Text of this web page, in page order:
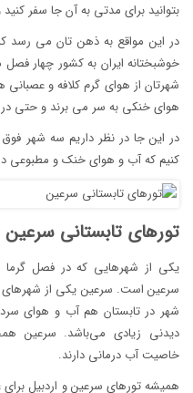
بتوانید برای مدتی به آن جا سفر
در این مواقع به ذهن تان می
خوشبختانه ایران به کشور چهار
شهرتان از هوای گرم کلافه و
هوای خنکی به سر می برند و حتی در
در این جا در نظر داریم سه شهر
کنیم که آب و هوای خنک و مطبوعی
تورهای تابستانی سرعین
یکی از شهرهایی که در فصل گرما
سرعین است. سرعین یکی از
شهر در تابستان هم آب و هوای سرد
دیدنی زیادی می‌باشد. سرعین
خاصیت آب درمانی دارند.
همیشه تورهای سرعین و اردبیل